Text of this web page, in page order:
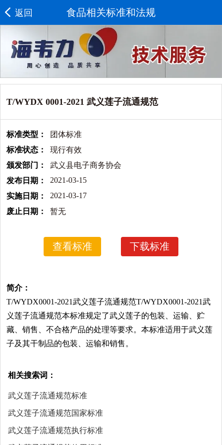
返回 食品相关标准和法规
T/WYDX 0001-2021 武义莲子流通规范
标准类型：
团体标准
标准状态：
现行有效
颁发部门：
武义县电子商务协会
发布日期：
2021-03-15
实施日期：
2021-03-17
废止日期：
暂无
查看标准 下载标准
简介：
T/WYDX0001-2021武义莲子流通规范T/WYDX0001-2021武
义莲子流通规范本标准规定了武义莲子的包装、运输、贮
藏、销售、不合格产品的处理等要求。本标准适用于武义莲
子及其干制品的包装、运输和销售。
相关搜索词：
武义莲子流通规范标准
武义莲子流通规范国家标准
武义莲子流通规范执行标准